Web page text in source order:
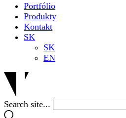
Portfólio
Produkty
Kontakt
SK
SK
EN
Search site...